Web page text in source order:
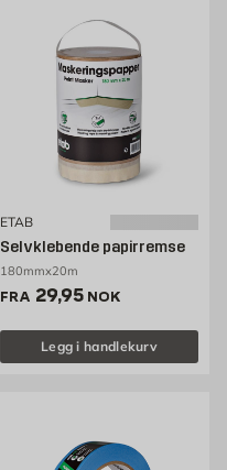
ETAB
Selvklebende papirremse
180mmx20m
FRA Pris 29.95 NOK /stk
29,95 NOK
Legg i handlekurv